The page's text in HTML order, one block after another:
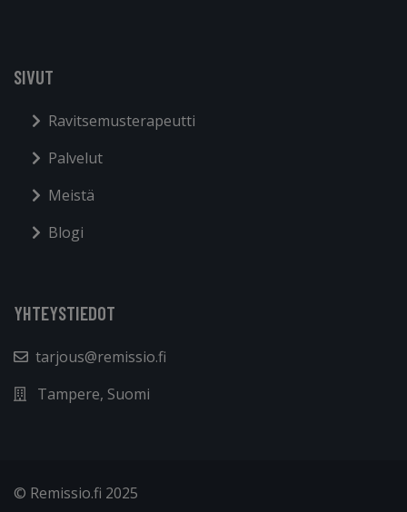
SIVUT
Ravitsemusterapeutti
Palvelut
Meistä
Blogi
YHTEYSTIEDOT
tarjous@remissio.fi
Tampere, Suomi
© Remissio.fi 2025